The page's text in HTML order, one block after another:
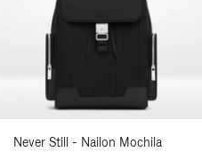
Never Still - Nailon Mochila